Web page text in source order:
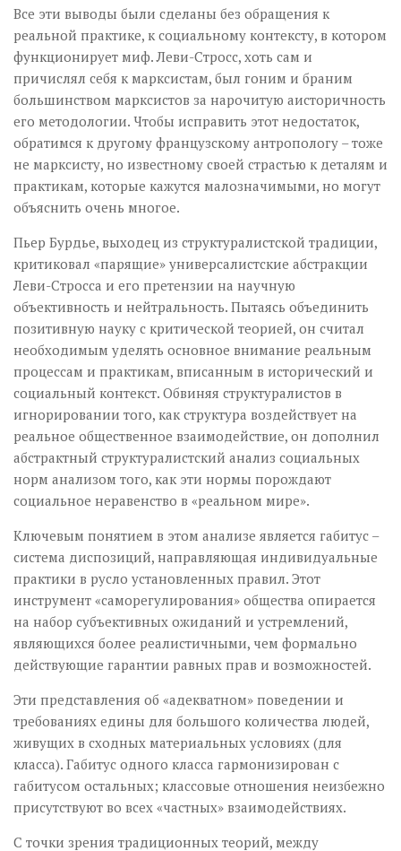
Все эти выводы были сделаны без обращения к
реальной практике, к социальному контексту, в котором
функционирует миф. Леви-Стросс, хоть сам и
причислял себя к марксистам, был гоним и браним
большинством марксистов за нарочитую аисторичность
его методологии. Чтобы исправить этот недостаток,
обратимся к другому французскому антропологу – тоже
не марксисту, но известному своей страстью к деталям и
практикам, которые кажутся малозначимыми, но могут
объяснить очень многое.
Пьер Бурдье, выходец из структуралистской традиции,
критиковал «парящие» универсалистские абстракции
Леви-Стросса и его претензии на научную
объективность и нейтральность. Пытаясь объединить
позитивную науку с критической теорией, он считал
необходимым уделять основное внимание реальным
процессам и практикам, вписанным в исторический и
социальный контекст. Обвиняя структуралистов в
игнорировании того, как структура воздействует на
реальное общественное взаимодействие, он дополнил
абстрактный структуралистский анализ социальных
норм анализом того, как эти нормы порождают
социальное неравенство в «реальном мире».
Ключевым понятием в этом анализе является габитус –
система диспозиций, направляющая индивидуальные
практики в русло установленных правил. Этот
инструмент «саморегулирования» общества опирается
на набор субъективных ожиданий и устремлений,
являющихся более реалистичными, чем формально
действующие гарантии равных прав и возможностей.
Эти представления об «адекватном» поведении и
требованиях едины для большого количества людей,
живущих в сходных материальных условиях (для
класса). Габитус одного класса гармонизирован с
габитусом остальных; классовые отношения неизбежно
присутствуют во всех «частных» взаимодействиях.
С точки зрения традиционных теорий, между